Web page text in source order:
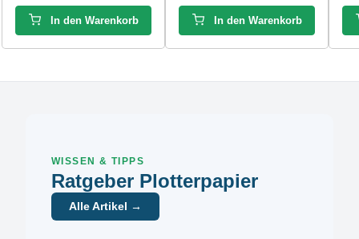
In den Warenkorb In den Warenkorb
WISSEN & TIPPS
Ratgeber Plotterpapier
Alle Artikel →